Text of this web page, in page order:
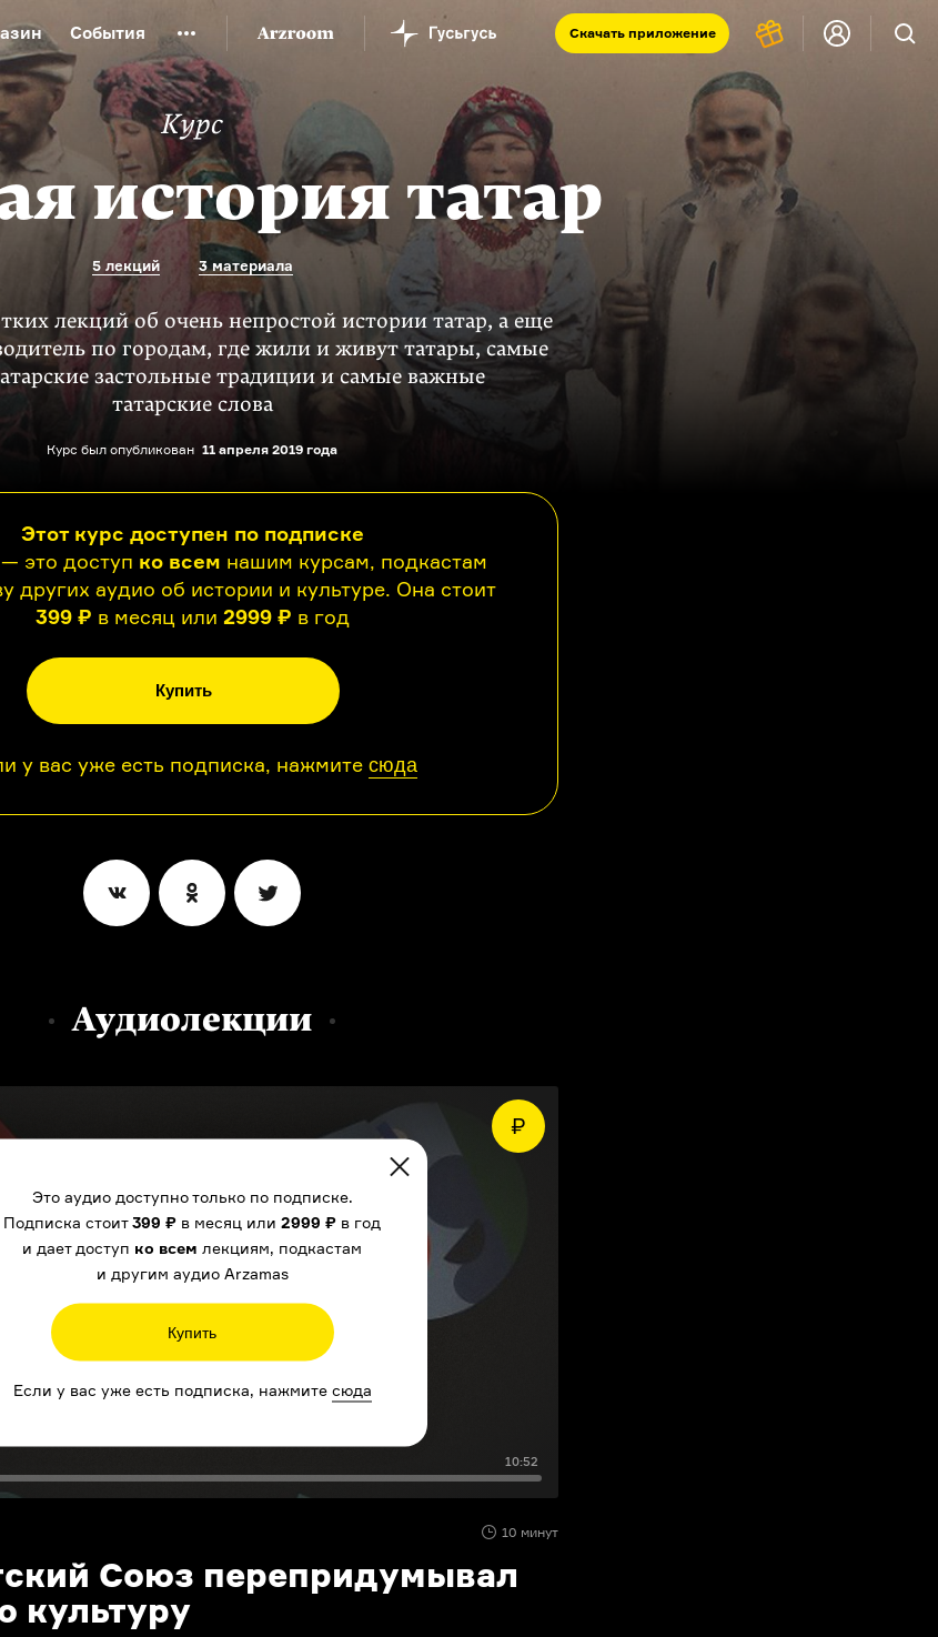
События Скачать приложение
Новая Третьяковка Онлайн-университет
Запад и Восток: история культур
Русский язык от «гой еси» до «лол кек»
Что такое античность
XX века
Русская литература XX века Детская комната
Курс
история татар
5 лекций 3 материала
лекций об очень непростой истории татар, а еще
по городам, где жили и живут татары, самые
застольные традиции и самые важные
татарские слова
Курс был опубликован 11 апреля 2019 года
Этот курс доступен по подписке
это доступ ко всем нашим курсам, подкастам
других аудио об истории и культуре. Она стоит
399 ₽ в месяц или 2999 ₽ в год
Купить
у вас уже есть подписка, нажмите сюда
Аудиолекции
Это аудио доступно только по подписке.
Подписка стоит399 ₽ в месяц или 2999 ₽ в год
и дает доступ ко всем лекциям, подкастам
и другим аудио Arzamas
Купить
Если у вас уже есть подписка, нажмите сюда
10:52
10 минут
Союз перепридумывал
культуру